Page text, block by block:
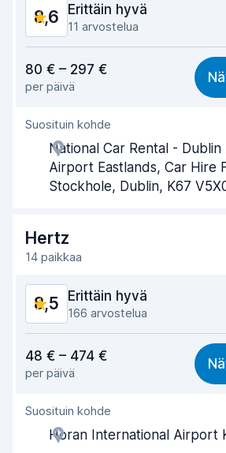
Auton kunto
8,6 Erittäin hyvä
11 arvostelua
Löytämisen helppous
Toimihenkilön avuliaisuus
Noutonopeus
Palautusnopeus
Auton siisteys
Auton kunto
80 € – 297 €
per päivä
Suosituin kohde
National Car Rental -
Airport Eastlands, Car Hire
Stockhole, Dublin, K67
Hertz
14 paikkaa
8,5 Erittäin hyvä
166 arvostelua
Löytämisen helppous
Toimihenkilön avuliaisuus
Noutonopeus
48 € – 474 €
per päivä
Suosituin kohde
Horan International Airport